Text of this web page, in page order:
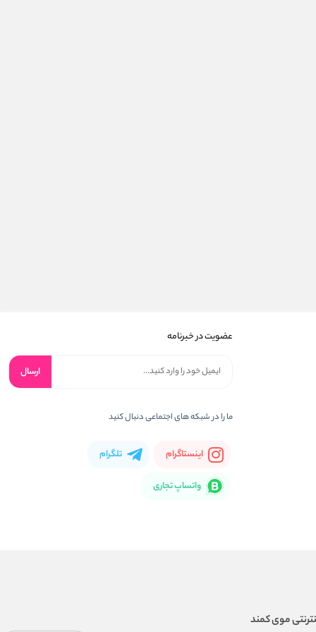
عضویت در خبرنامه
ارسال
ما را در شبکه های اجتماعی دنبال کنید
اینستاگرام تلگرام
واتساپ تجاری
موی کمند